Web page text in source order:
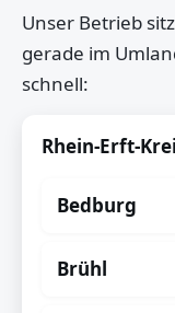
Unser Betrieb
gerade im
schnell:
Rhein-Erft-
Bedburg
Brühl